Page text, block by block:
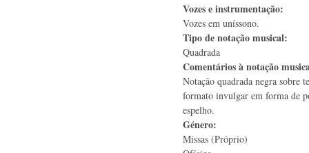
Vozes e instrumentação:
Vozes em uníssono.
Tipo de notação musical:
Quadrada
Comentários à notação
Notação quadrada negra sobre
formato invulgar em forma de
espelho.
Género:
Missas (Próprio)